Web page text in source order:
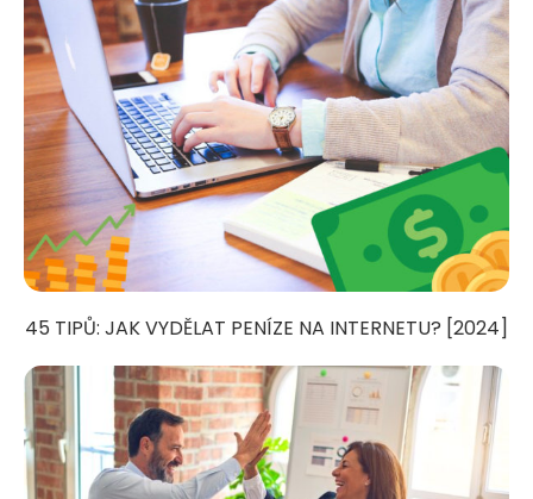
45 TIPŮ: JAK VYDĚLAT PENÍZE NA INTERNETU? [2024]